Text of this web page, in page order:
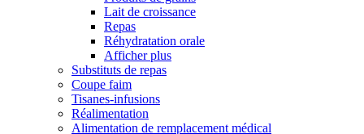
Lait de croissance
Repas
Réhydratation orale
Afficher plus
Substituts de repas
Coupe faim
Tisanes-infusions
Réalimentation
Alimentation de remplacement médical